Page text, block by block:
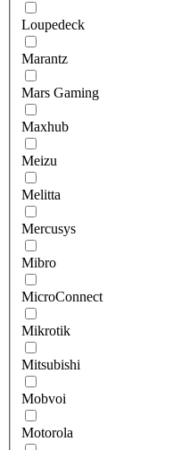
Loupedeck
Marantz
Mars Gaming
Maxhub
Meizu
Melitta
Mercusys
Mibro
MicroConnect
Mikrotik
Mitsubishi
Mobvoi
Motorola